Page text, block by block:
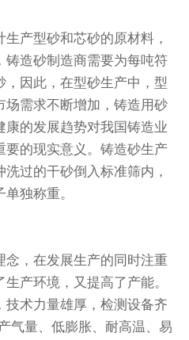
产型砂和芯砂的原材料，
铸造砂制造商需要为每吨符
因此，在型砂生产中，型
场需求不断增加，铸造用砂
康的发展趋势对我国铸造业
要的现实意义。铸造砂生产
过的干砂倒入标准筛内，
独称重。
念，在发展生产的同时注重
产环境，又提高了产能。
术力量雄厚，检测设备齐
气量、低膨胀、耐高温、易